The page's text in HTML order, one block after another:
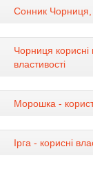
Сонник Чорниця,
Чорниця корисні
властивості
Морошка -
Ірга - корисні